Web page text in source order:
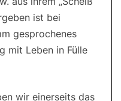
ist bei
gesprochenes
mit Leben in Fülle
wir einerseits das